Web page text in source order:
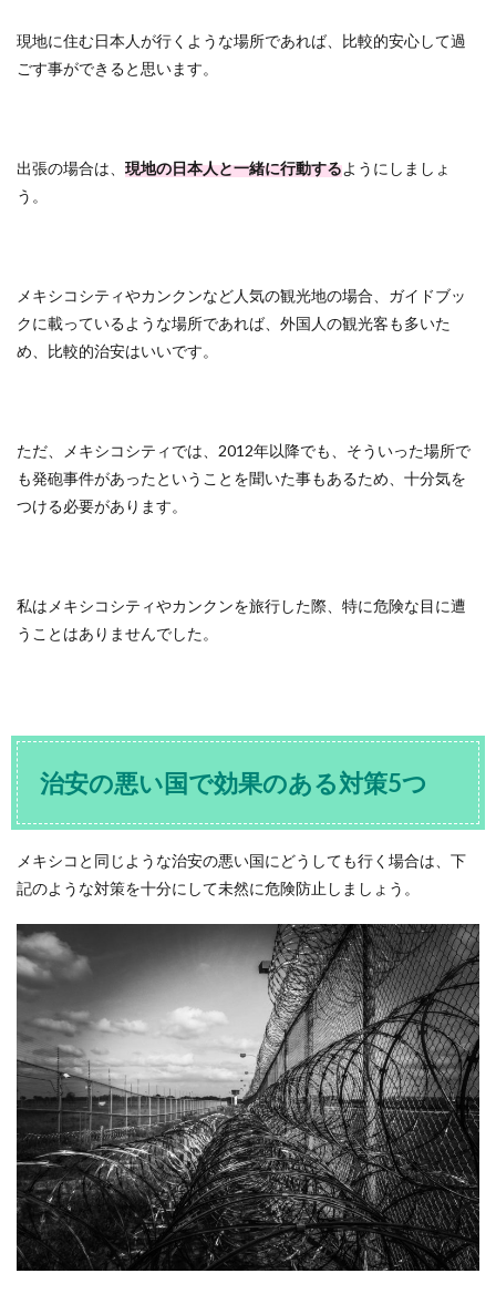
現地に住む日本人が行くような場所であれば、比較的安心して過
ごす事ができると思います。
出張の場合は、 現地の日本人と一緒に行動するようにしましょ
う。
メキシコシティやカンクンなど人気の観光地の場合、ガイドブッ
クに載っているような場所であれば、外国人の観光客も多いた
め、比較的治安はいいです。
ただ、メキシコシティでは、2012年以降でも、そういった場所で
も発砲事件があったということを聞いた事もあるため、十分気を
つける必要があります。
私はメキシコシティやカンクンを旅行した際、特に危険な目に遭
うことはありませんでした。
治安の悪い国で効果のある対策5つ
メキシコと同じような治安の悪い国にどうしても行く場合は、下
記のような対策を十分にして未然に危険防止しましょう。